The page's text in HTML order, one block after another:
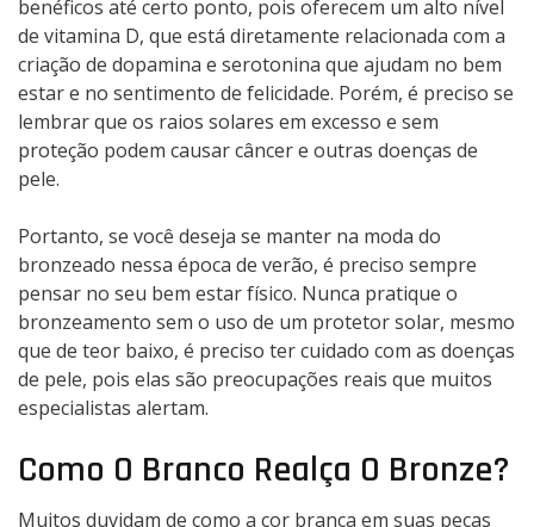
benéficos até certo ponto, pois oferecem um alto nível
de vitamina D, que está diretamente relacionada com a
criação de dopamina e serotonina que ajudam no bem
estar e no sentimento de felicidade. Porém, é preciso se
lembrar que os raios solares em excesso e sem
proteção podem causar câncer e outras doenças de
pele.
Portanto, se você deseja se manter na moda do
bronzeado nessa época de verão, é preciso sempre
pensar no seu bem estar físico. Nunca pratique o
bronzeamento sem o uso de um protetor solar, mesmo
que de teor baixo, é preciso ter cuidado com as doenças
de pele, pois elas são preocupações reais que muitos
especialistas alertam.
Como O Branco Realça O Bronze?
Muitos duvidam de como a cor branca em suas peças